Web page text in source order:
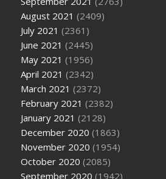
August 2021 (2409)
July 2021 (2361)
June 2021 (2445)
May 2021 (1956)
April 2021 (2342)
March 2021 (2372)
February 2021 (2382)
January 2021 (2128)
December 2020 (1863)
November 2020 (1954)
October 2020 (2085)
September 2020 (1942)